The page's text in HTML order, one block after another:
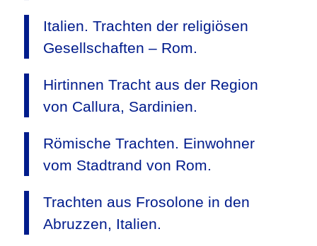
Italien. Trachten der religiösen
Gesellschaften – Rom.
Hirtinnen Tracht aus der Region
von Callura, Sardinien.
Römische Trachten. Einwohner
vom Stadtrand von Rom.
Trachten aus Frosolone in den
Abruzzen, Italien.